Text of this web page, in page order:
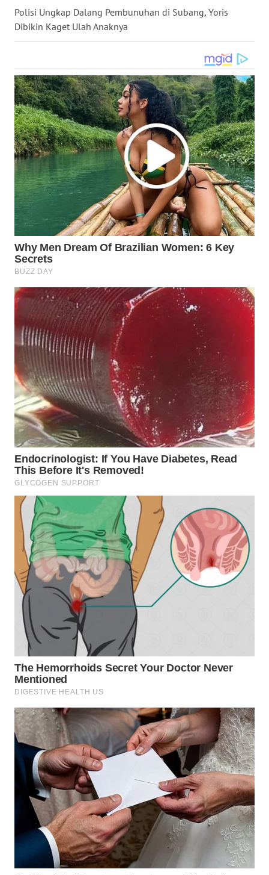
Polisi Ungkap Dalang Pembunuhan di Subang, Yoris
Dibikin Kaget Ulah Anaknya
WN
NUSANTARA
JOGJA
WN
JATIM
WN
BALI
WN
KALBAR
WN
KALTENG
KALTARA
WN
KALSEL
WN
KALTIM
WN
SULSEL
WN
GORONTALO
WN
SULUT
WN
MALUKU
MALUT
WN
DAIRI
WN
DANAU
TOBA
WN
NIAS
WN
LANGKAT
WN
TAPANULI
SELATAN